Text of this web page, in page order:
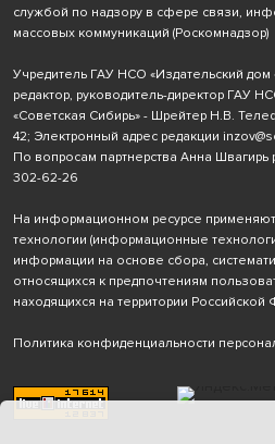
службой по надзору в сфере связи,
массовых коммуникаций (Роскомнадзор)
Учредитель ГАУ НСО «Издательский дом
редактор, руководитель-директор ГАУ
«Советская Сибирь» - Шрейтер Н.В.
42; Электронный адрес редакции
По вопросам партнерства Анна Швагирь
302-62-26
На информационном ресурсе
технологии (информационные
информации на основе сбора,
относящихся к предпочтениям
находящихся на территории Российской
Политика конфиденциальности